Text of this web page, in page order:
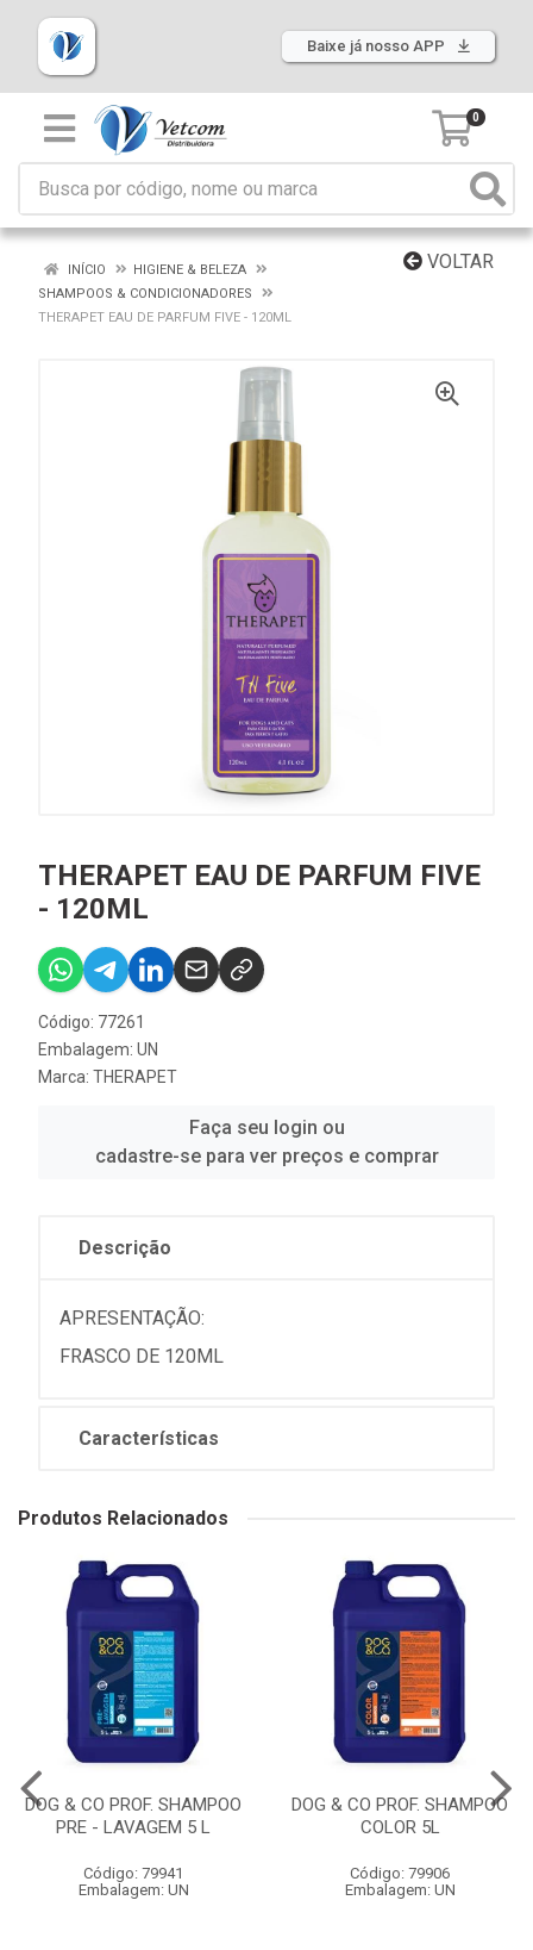
Baixe já nosso APP
0
VOLTAR
INÍCIO
HIGIENE & BELEZA
SHAMPOOS & CONDICIONADORES
THERAPET EAU DE PARFUM FIVE - 120ML
THERAPET EAU DE PARFUM FIVE
- 120ML
Código: 77261
Embalagem: UN
Marca: THERAPET
Faça seu login ou
cadastre-se para ver preços e comprar
Descrição
APRESENTAÇÃO:
FRASCO DE 120ML
Características
Produtos Relacionados
DOG & CO PROF. SHAMPOO
PRE - LAVAGEM 5 L
Código: 79941
Embalagem: UN
DOG & CO PROF. SHAMPOO
COLOR 5L
Código: 79906
Embalagem: UN